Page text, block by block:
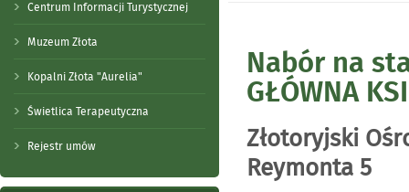
Centrum Informacji Turystycznej
Muzeum Złota
Kopalni Złota "Aurelia"
Świetlica Terapeutyczna
Rejestr umów
Artykuły
Nabór na
GŁÓWNA
Złotoryjski
Reymonta 5